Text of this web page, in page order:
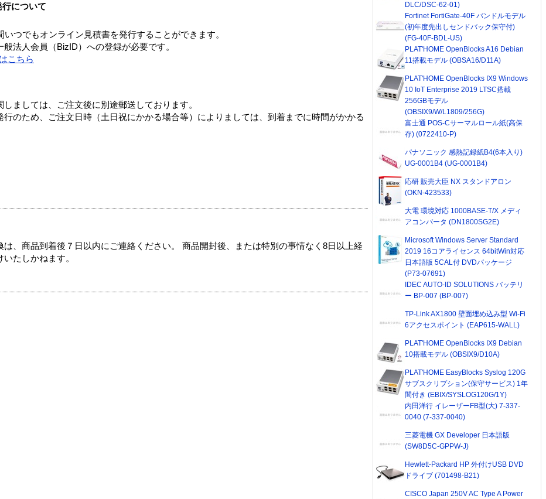
について
つでもオンライン見積書を発行することができます。
法人会員（BizID）への登録が必要です。
こちら
ましては、ご注文後に別途郵送しております。
のため、ご注文日時（土日祝にかかる場合等）によりましては、到着までに時間がかかる
、商品到着後７日以内にご連絡ください。 商品開封後、または特別の事情なく8日以上経
たしかねます。
DLC/DSC-62-01)
Fortinet FortiGate-40F バンドルモデル
(初年度先出しセンドバック保守付)
(FG-40F-BDL-US)
PLAT'HOME OpenBlocks A16 Debian
11搭載モデル (OBSA16/D11A)
PLAT'HOME OpenBlocks IX9 Windows
10 IoT Enterprise 2019 LTSC搭載
256GBモデル
(OBSIX9/W/L1809/256G)
富士通 POS-Cサーマルロール紙(高保
存) (0722410-P)
パナソニック 感熱記録紙B4(6本入り)
UG-0001B4 (UG-0001B4)
応研 販売大臣 NX スタンドアロン
(OKN-423533)
大電 環境対応 1000BASE-T/X メディ
アコンバータ (DN1800SG2E)
Microsoft Windows Server Standard
2019 16コアライセンス 64bitWin対応
日本語版 5CAL付 DVDパッケージ
(P73-07691)
IDEC AUTO-ID SOLUTIONS バッテリ
ー BP-007 (BP-007)
TP-Link AX1800 壁面埋め込み型 Wi-Fi
6アクセスポイント (EAP615-WALL)
PLAT'HOME OpenBlocks IX9 Debian
10搭載モデル (OBSIX9/D10A)
PLAT'HOME EasyBlocks Syslog 120G
サブスクリプション(保守サービス) 1年
間付き (EBIX/SYSLOG120G/1Y)
内田洋行 イレーザーFB型(大) 7-337-
0040 (7-337-0040)
三菱電機 GX Developer 日本語版
(SW8D5C-GPPW-J)
Hewlett-Packard HP 外付けUSB DVD
ドライブ (701498-B21)
CISCO Japan 250V AC Type A Power